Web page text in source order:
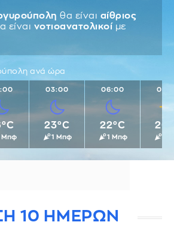
θα είναι αίθριος
είναι νοτιοανατολικοί με
ανά ώρα
Μπφ
03:00
23°C
1 Μπφ
06:00
22°C
1 Μπφ
10 ΗΜΕΡΩΝ